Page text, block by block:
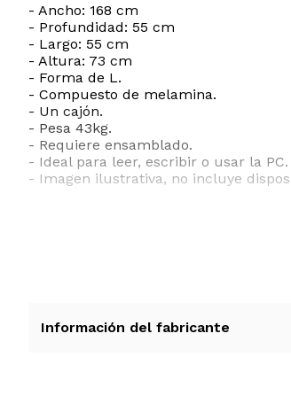
- Ancho: 168 cm
- Profundidad: 55 cm
- Largo: 55 cm
- Altura: 73 cm
- Forma de L.
- Compuesto de melamina.
- Un cajón.
- Pesa 43kg.
- Requiere ensamblado.
- Ideal para leer, escribir o usar la PC.
- Imagen ilustrativa, no incluye
Información del fabricante